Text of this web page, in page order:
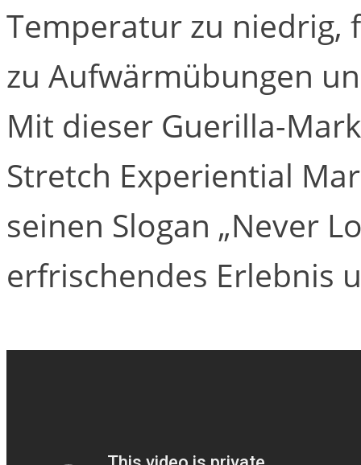
Temperatur zu niedrig,
zu Aufwärmübungen
Mit dieser Guerilla-
Stretch Experiential
seinen Slogan „Never
erfrischendes Erlebnis